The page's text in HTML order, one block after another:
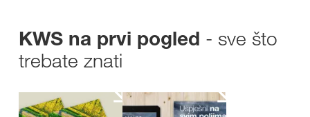
KWS na prvi pogled - sve što
trebate znati